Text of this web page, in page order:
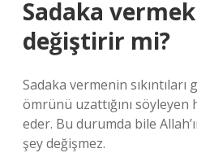
Sadaka
değiştirir mi?
Sadaka vermenin sıkıntıları
ömrünü uzattığını söyleyen
eder. Bu durumda bile
şey değişmez.